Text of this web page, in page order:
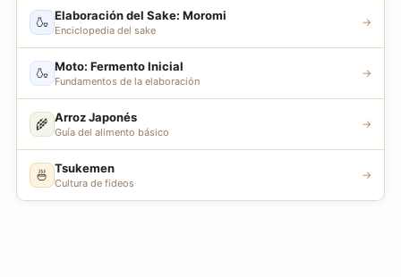
🍶 Elaboración del Sake: Moromi
Enciclopedia del sake
→
🍶 Moto: Fermento Inicial
Fundamentos de la elaboración
→
🌾 Arroz Japonés
Guía del alimento básico
→
🍜 Tsukemen
Cultura de fideos
→